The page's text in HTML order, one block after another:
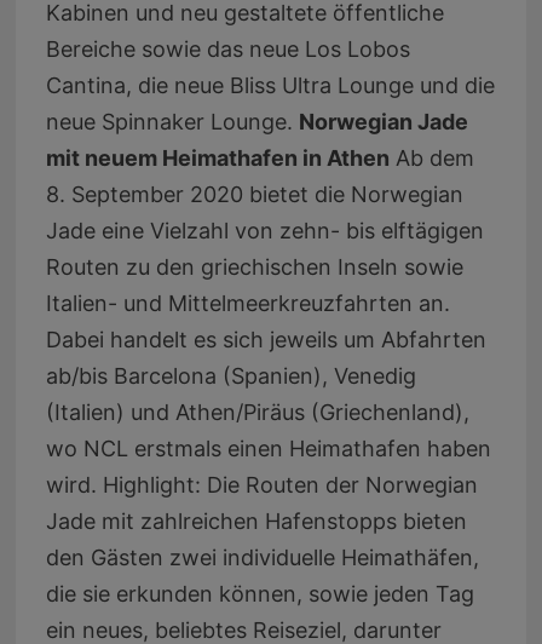
Kabinen und neu gestaltete öffentliche
Bereiche sowie das neue Los Lobos
Cantina, die neue Bliss Ultra Lounge und die
neue Spinnaker Lounge. Norwegian Jade
mit neuem Heimathafen in Athen Ab dem
8. September 2020 bietet die Norwegian
Jade eine Vielzahl von zehn- bis elftägigen
Routen zu den griechischen Inseln sowie
Italien- und Mittelmeerkreuzfahrten an.
Dabei handelt es sich jeweils um Abfahrten
ab/bis Barcelona (Spanien), Venedig
(Italien) und Athen/Piräus (Griechenland),
wo NCL erstmals einen Heimathafen haben
wird. Highlight: Die Routen der Norwegian
Jade mit zahlreichen Hafenstopps bieten
den Gästen zwei individuelle Heimathäfen,
die sie erkunden können, sowie jeden Tag
ein neues, beliebtes Reiseziel, darunter